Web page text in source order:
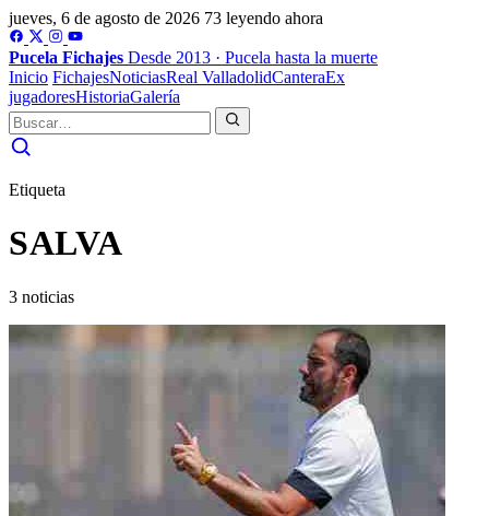
jueves, 6 de agosto de 2026 73 leyendo ahora
Pucela Fichajes Desde 2013 · Pucela hasta la muerte
Inicio FichajesNoticiasReal ValladolidCanteraEx
jugadoresHistoriaGalería
Etiqueta
SALVA
3 noticias